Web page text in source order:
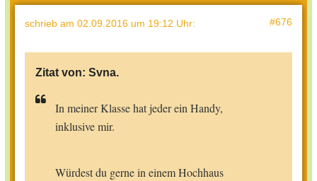
schrieb am 02.09.2016 um 19:12 Uhr: #676
Zitat von: Svna.
In meiner Klasse hat jeder ein Handy,
inklusive mir.
Würdest du gerne in einem Hochhaus